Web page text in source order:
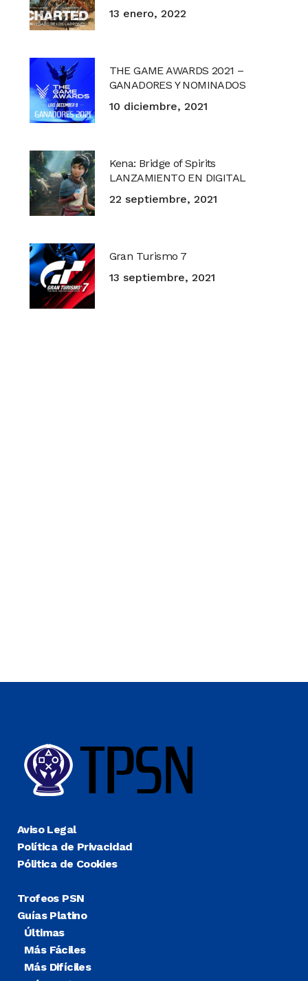
13 enero, 2022
THE GAME AWARDS 2021 –
GANADORES Y NOMINADOS
10 diciembre, 2021
Kena: Bridge of Spirits
LANZAMIENTO EN DIGITAL
22 septiembre, 2021
Gran Turismo 7
13 septiembre, 2021
Aviso Legal
Política de Privacidad
Pólitica de Cookies
Trofeos PSN
Guías Platino
Últimas
Más Fáciles
Más Difíciles